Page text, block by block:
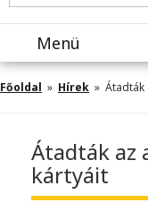
Menü
Főoldal » Hírek » Átadták
Átadták az
kártyáit